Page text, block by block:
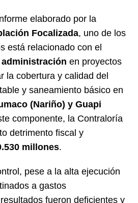
elaborado por la
Focalizada, uno de los
está relacionado con el
en proyectos
la cobertura y calidad del
y saneamiento básico en
(Nariño) y Guapi
componente, la Contraloría
detrimento fiscal y
millones.
pese a la alta ejecución
a gastos
fueron deficientes y